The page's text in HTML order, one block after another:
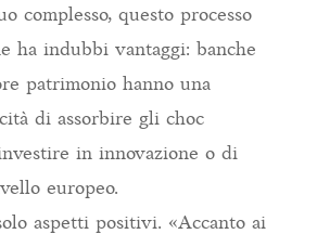
complesso, questo processo
ha indubbi vantaggi: banche
patrimonio hanno una
di assorbire gli choc
in innovazione o di
europeo.
aspetti positivi. «Accanto ai